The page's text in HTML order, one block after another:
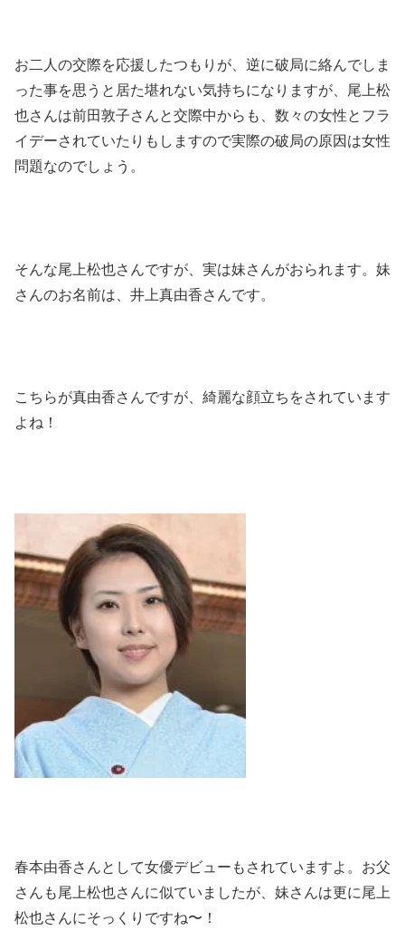
お二人の交際を応援したつもりが、逆に破局に絡んでしま
った事を思うと居た堪れない気持ちになりますが、尾上松
也さんは前田敦子さんと交際中からも、数々の女性とフラ
イデーされていたりもしますので実際の破局の原因は女性
問題なのでしょう。
そんな尾上松也さんですが、実は妹さんがおられます。 妹
さんのお名前は、井上真由香さんです。
こちらが真由香さんですが、綺麗な顔立ちをされています
よね！
春本由香さんとして女優デビューもされていますよ。お父
さんも尾上松也さんに似ていましたが、妹さんは更に尾上
松也さんにそっくりですね〜！